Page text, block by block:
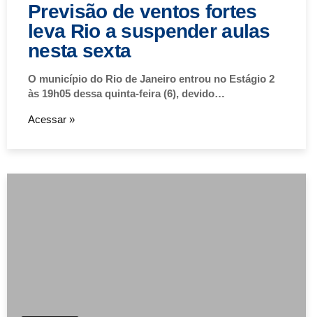
Previsão de ventos fortes
leva Rio a suspender aulas
nesta sexta
O município do Rio de Janeiro entrou no Estágio 2
às 19h05 dessa quinta-feira (6), devido…
Acessar »